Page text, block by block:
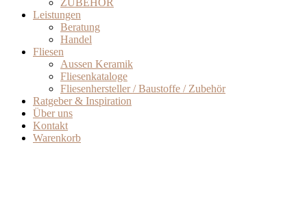
ZUBEHÖR
Leistungen
Beratung
Handel
Fliesen
Aussen Keramik
Fliesenkataloge
Fliesenhersteller / Baustoffe / Zubehör
Ratgeber & Inspiration
Über uns
Kontakt
Warenkorb